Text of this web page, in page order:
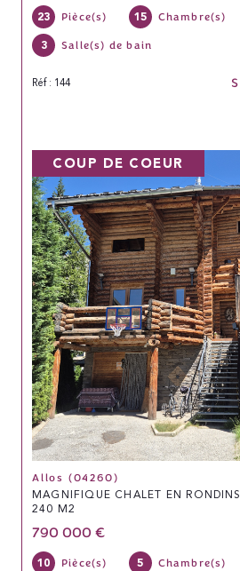
23 Pièce(s) 15 Chambre(s)
3 Salle(s) de bain
Réf : 144
COUP DE COEUR
Allos (04260)
MAGNIFIQUE CHALET EN
240 M2
790 000 €
10 Pièce(s) 5 Chambre(s)